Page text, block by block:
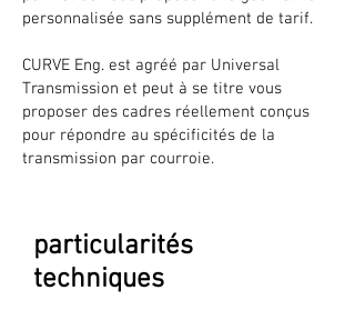
personnalisée sans supplément de tarif.
CURVE Eng. est agréé par Universal
Transmission et peut à se titre vous
proposer des cadres réellement conçus
pour répondre au spécificités de la
transmission par courroie.
particularités
techniques